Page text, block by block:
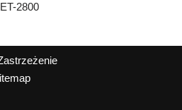
2800